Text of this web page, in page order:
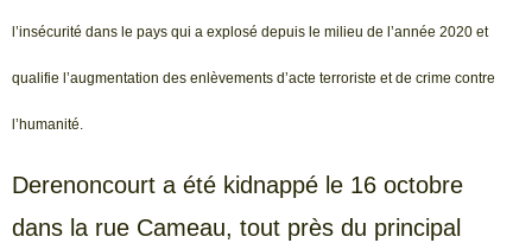
l’insécurité dans le pays qui a explosé depuis le milieu de l’année 2020 et
qualifie l’augmentation des enlèvements d’acte terroriste et de crime contre
l’humanité.
Derenoncourt a été kidnappé le 16 octobre
dans la rue Cameau, tout près du principal